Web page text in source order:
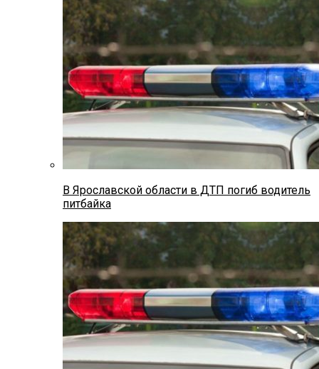
В Ярославской области в ДТП погиб водитель
питбайка